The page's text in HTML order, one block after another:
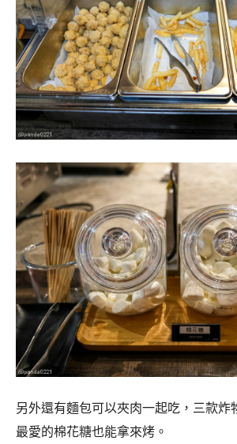
另外還有麵包可以夾肉一起吃，三款炸
最愛的棉花糖也能拿來烤。